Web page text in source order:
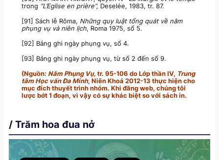
trong “L’Eglise en prière”, Deselée, 1983, tr. 87.
[91] Sách lễ Rôma, Những quy luật tổng quát về năm
phụng vụ và niên lịch, Roma 1975, số 5.
[92] Bảng ghi ngày phụng vụ, số 4.
[93] Bảng ghi ngày phụng vụ, từ số 2 đến số 9.
(Nguồn: Năm Phụng Vụ, tr. 95-106 do Lớp thần IV, Trung
tâm Học vấn Đa Minh, Niên Khoá 2012-13 thực hiện cho
mục đích thuyết trình nhóm. Khi đăng web, chúng tôi
lược bớt 1 đoạn, vì vậy có sự khác biệt so với sách in.
/ Trăm hoa đua nở